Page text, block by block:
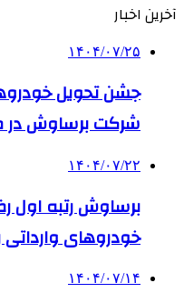
آخرین اخبار
۱۴۰۴/۰۷/۲۵
جشن تحویل
شرکت برساوش در
۱۴۰۴/۰۷/۲۲
برساوش رتبه اول
خودروهای
۱۴۰۴/۰۷/۱۴